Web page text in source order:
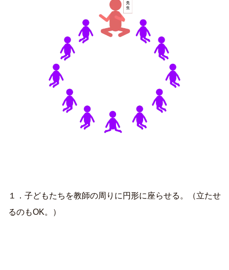
１．子どもたちを教師の周りに円形に座らせる。（立たせ
るのもOK。）